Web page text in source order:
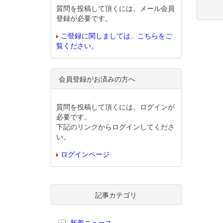
質問を投稿して頂くには、メール会員
登録が必要です。
ご登録に関しましては、こちらをご
覧ください。
会員登録がお済みの方へ
質問を投稿して頂くには、ログインが
必要です。
下記のリンクからログインしてくださ
い。
ログインページ
記事カテゴリ